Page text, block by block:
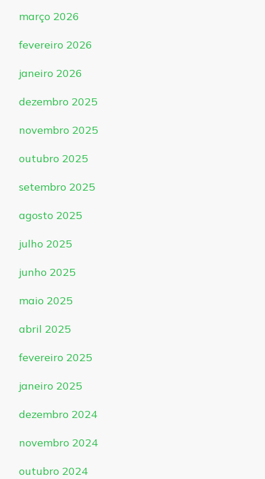
março 2026
fevereiro 2026
janeiro 2026
dezembro 2025
novembro 2025
outubro 2025
setembro 2025
agosto 2025
julho 2025
junho 2025
maio 2025
abril 2025
fevereiro 2025
janeiro 2025
dezembro 2024
novembro 2024
outubro 2024